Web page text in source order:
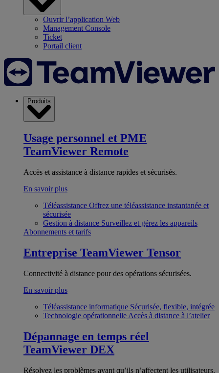
Ouvrir l’application Web
Management Console
Ticket
Portail client
Produits
Usage personnel et PME
TeamViewer Remote
Accès et assistance à distance rapides et sécurisés.
En savoir plus
Téléassistance Offrez une téléassistance instantanée et
sécurisée
Gestion à distance Surveillez et gérez les appareils
Abonnements et tarifs
Entreprise TeamViewer Tensor
Connectivité à distance pour des opérations sécurisées.
En savoir plus
Téléassistance informatique Sécurisée, flexible, intégrée
Technologie opérationnelle Accès à distance à l’atelier
Dépannage en temps réel
TeamViewer DEX
Résolvez les problèmes avant qu’ils n’affectent les utilisateurs.